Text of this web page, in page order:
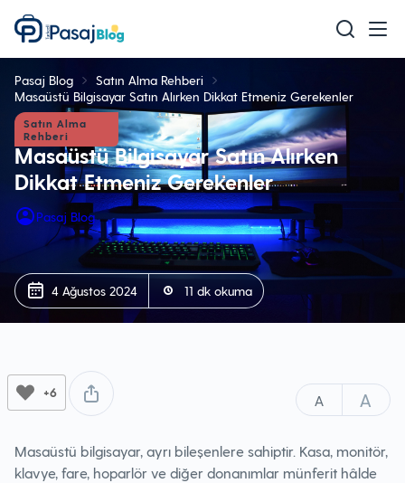
Teknoloji
Mobil
Oyun
Sağlık & Bakım
Ev & Yaşam
Akıllı Ev
Eğitim
Pasaj Blog
Satın Alma Rehberi
Masaüstü Bilgisayar Satın Alırken Dikkat Etmeniz Gerekenler
Satın Alma
Rehberi
Masaüstü Bilgisayar Satın Alırken
Dikkat Etmeniz Gerekenler
Pasaj Blog
4 Ağustos 2024 11 dk okuma
+6 A A
Masaüstü bilgisayar, ayrı bileşenlere sahiptir. Kasa, monitör,
klavye, fare, hoparlör ve diğer donanımlar münferit hâlde